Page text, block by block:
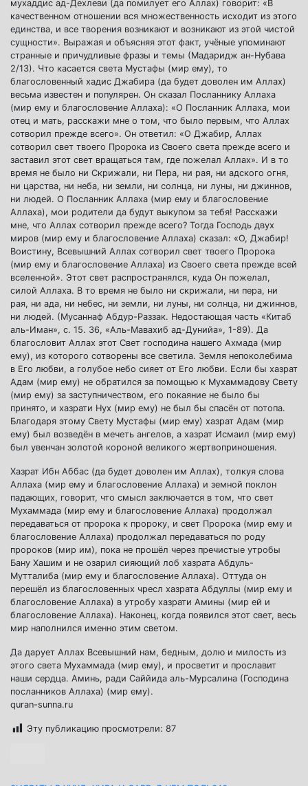
мухаддис ад-Дехлеви (да помилует его Аллах) говорит: «В
качественном отношении вся множественность исходит из этого
единства, и все творения возникают и возникают из этой чистой
сущности». Выражая и объясняя этот факт, учёные упоминают
странные и причудливые фразы и темы (Мадаридж ан-Нубава
2/13). Что касается света Мустафы (мир ему), то
благословенный хадис Джабира (да будет доволен им Аллах)
весьма известен и популярен. Он сказал Посланнику Аллаха
(мир ему и благословение Аллаха): «О Посланник Аллаха, мои
отец и мать, расскажи мне о том, что было первым, что Аллах
сотворил прежде всего». Он ответил: «О Джабир, Аллах
сотворил свет твоего Пророка из Своего света прежде всего и
заставил этот свет вращаться там, где пожелал Аллах». И в то
время не было ни Скрижали, ни Пера, ни рая, ни адского огня,
ни царства, ни неба, ни земли, ни солнца, ни луны, ни джиннов,
ни людей. О Посланник Аллаха (мир ему и благословение
Аллаха), мои родители да будут выкупом за тебя! Расскажи
мне, что Аллах сотворил прежде всего? Тогда Господь двух
миров (мир ему и благословение Аллаха) сказал: «О, Джабир!
Воистину, Всевышний Аллах сотворил свет твоего Пророка
(мир ему и благословение Аллаха) из Своего света прежде всей
вселенной». Этот свет распространялся, куда Он пожелал,
силой Аллаха. В то время не было ни скрижали, ни пера, ни
рая, ни ада, ни небес, ни земли, ни луны, ни солнца, ни джиннов,
ни людей. (Мусаннаф Абдур-Раззак. Недостающая часть «Китаб
аль-Иман», с. 15. 36, «Аль-Мавахиб ад-Дунийа», 1-89). Да
благословит Аллах этот Свет господина нашего Ахмада (мир
ему), из которого сотворены все светила. Земля непоколебима
в Его любви, а голубое небо сияет от Его любви. Если бы хазрат
Адам (мир ему) не обратился за помощью к Мухаммадову Свету
(мир ему) за заступничеством, его покаяние не было бы
принято, и хазрати Нух (мир ему) не был бы спасён от потопа.
Благодаря этому Свету Мустафы (мир ему) хазрат Адам (мир
ему) был возведён в мечеть ангелов, а хазрат Исмаил (мир ему)
был увенчан золотой короной великого жертвоприношения.
Хазрат Ибн Аббас (да будет доволен им Аллах), толкуя слова
Аллаха (мир ему и благословение Аллаха) и земной поклон
падающих, говорит, что смысл заключается в том, что свет
Мухаммада (мир ему и благословение Аллаха) продолжал
передаваться от пророка к пророку, и свет Пророка (мир ему и
благословение Аллаха) продолжал передаваться по роду
пророков (мир им), пока не прошёл через пречистые утробы
Бану Хашим и не озарил сияющий лоб хазрата Абдуль-
Мутталиба (мир ему и благословение Аллаха). Оттуда он
перешёл из благословенных чресл хазрата Абдуллы (мир ему и
благословение Аллаха) в утробу хазрати Амины (мир ей и
благословение Аллаха). Наконец, когда появился этот свет, весь
мир наполнился именно этим светом.
Да дарует Аллах Всевышний нам, бедным, долю и милость из
этого света Мухаммада (мир ему), и просветит и прославит
наши сердца. Аминь, ради Саййида аль-Мурсалина (Господина
посланников Аллаха) (мир ему).
quran-sunna.ru
Эту публикацию просмотрели: 87